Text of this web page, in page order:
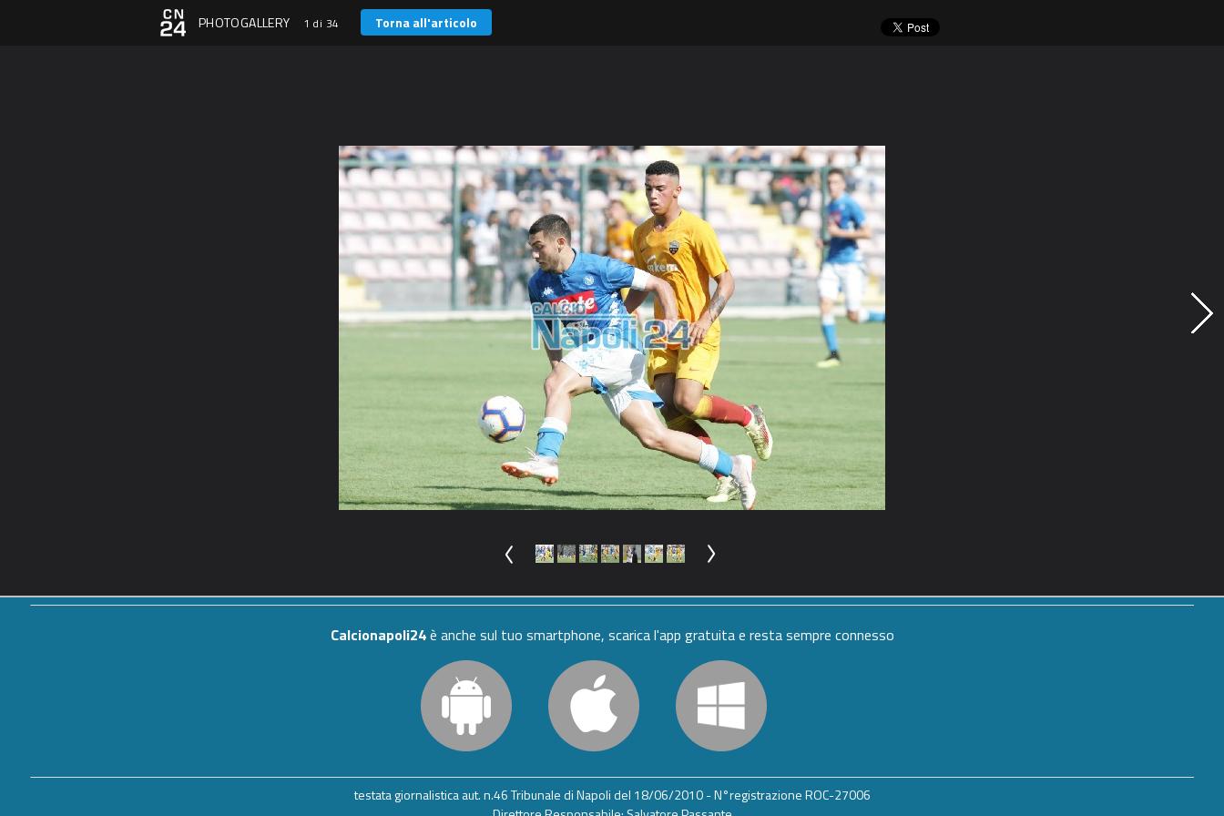
PHOTOGALLERY 1 di 34 Torna all'articolo
Calcionapoli24è anche sul tuo smartphone, scarica l'app gratuita e resta sempre connesso
testata giornalistica aut. n.46 Tribunale di Napoli del 18/06/2010 - N°registrazione ROC-27006